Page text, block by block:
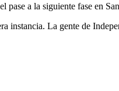
pase a la siguiente fase en
instancia. La gente de